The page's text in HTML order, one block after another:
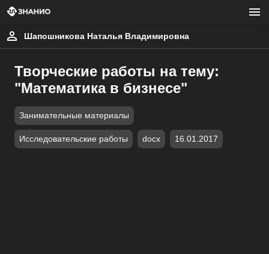
Шапошникова Наталья Владимировна
Творческие работы на тему:
"Математика в бизнесе"
Занимательные материалы
Исследовательские работы docx 16.01.2017